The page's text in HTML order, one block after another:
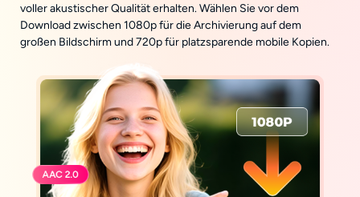
voller akustischer Qualität erhalten. Wählen Sie vor dem
Download zwischen 1080p für die Archivierung auf dem
großen Bildschirm und 720p für platzsparende mobile Kopien.